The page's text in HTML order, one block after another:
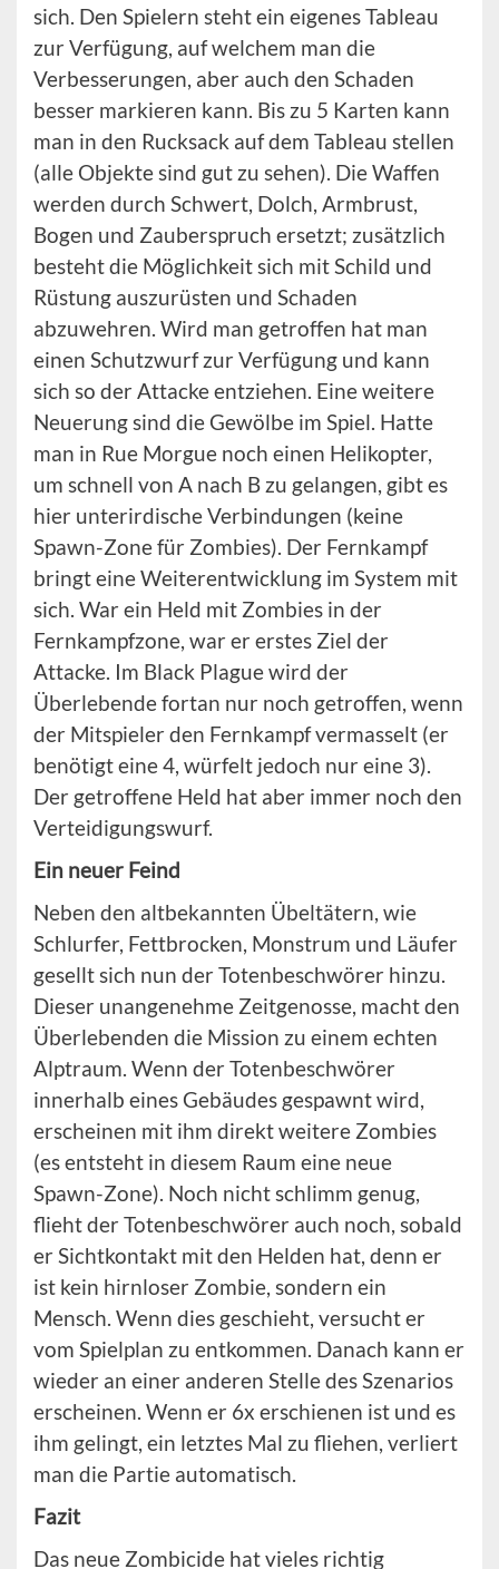
sich. Den Spielern steht ein eigenes Tableau
zur Verfügung, auf welchem man die
Verbesserungen, aber auch den Schaden
besser markieren kann. Bis zu 5 Karten kann
man in den Rucksack auf dem Tableau stellen
(alle Objekte sind gut zu sehen). Die Waffen
werden durch Schwert, Dolch, Armbrust,
Bogen und Zauberspruch ersetzt; zusätzlich
besteht die Möglichkeit sich mit Schild und
Rüstung auszurüsten und Schaden
abzuwehren. Wird man getroffen hat man
einen Schutzwurf zur Verfügung und kann
sich so der Attacke entziehen. Eine weitere
Neuerung sind die Gewölbe im Spiel. Hatte
man in Rue Morgue noch einen Helikopter,
um schnell von A nach B zu gelangen, gibt es
hier unterirdische Verbindungen (keine
Spawn-Zone für Zombies). Der Fernkampf
bringt eine Weiterentwicklung im System mit
sich. War ein Held mit Zombies in der
Fernkampfzone, war er erstes Ziel der
Attacke. Im Black Plague wird der
Überlebende fortan nur noch getroffen, wenn
der Mitspieler den Fernkampf vermasselt (er
benötigt eine 4, würfelt jedoch nur eine 3).
Der getroffene Held hat aber immer noch den
Verteidigungswurf.
Ein neuer Feind
Neben den altbekannten Übeltätern, wie
Schlurfer, Fettbrocken, Monstrum und Läufer
gesellt sich nun der Totenbeschwörer hinzu.
Dieser unangenehme Zeitgenosse, macht den
Überlebenden die Mission zu einem echten
Alptraum. Wenn der Totenbeschwörer
innerhalb eines Gebäudes gespawnt wird,
erscheinen mit ihm direkt weitere Zombies
(es entsteht in diesem Raum eine neue
Spawn-Zone). Noch nicht schlimm genug,
flieht der Totenbeschwörer auch noch, sobald
er Sichtkontakt mit den Helden hat, denn er
ist kein hirnloser Zombie, sondern ein
Mensch. Wenn dies geschieht, versucht er
vom Spielplan zu entkommen. Danach kann er
wieder an einer anderen Stelle des Szenarios
erscheinen. Wenn er 6x erschienen ist und es
ihm gelingt, ein letztes Mal zu fliehen, verliert
man die Partie automatisch.
Fazit
Das neue Zombicide hat vieles richtig